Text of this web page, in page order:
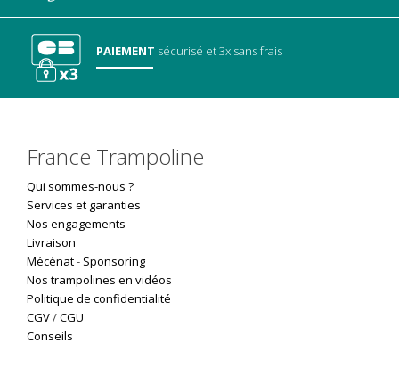
PAIEMENT sécurisé et 3x sans frais
France Trampoline
Qui sommes-nous ?
Services et garanties
Nos engagements
Livraison
Mécénat- Sponsoring
Nos trampolines en vidéos
Politique de confidentialité
CGV/CGU
Conseils